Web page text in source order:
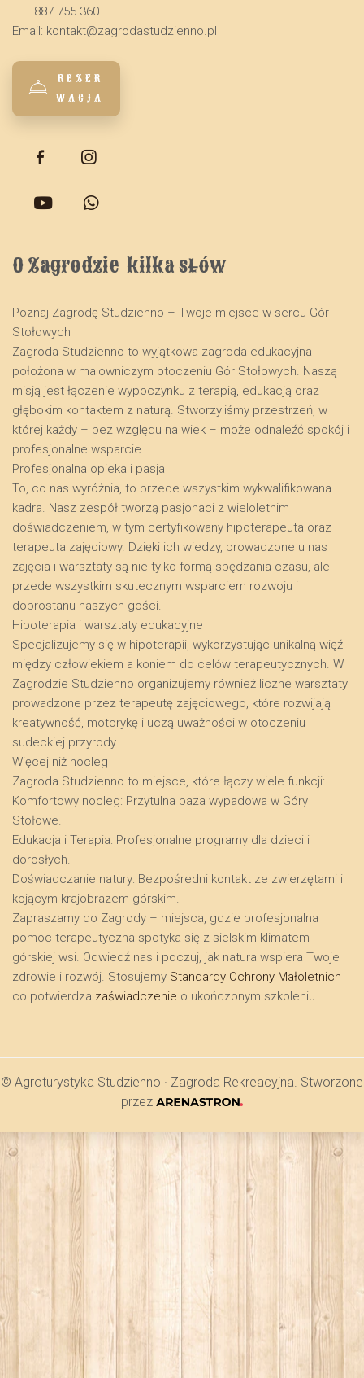
O Zagrodzie  kilka słów
Poznaj Zagrodę Studzienno – Twoje miejsce w sercu Gór
Stołowych
​Zagroda Studzienno to wyjątkowa zagroda edukacyjna
położona w malowniczym otoczeniu Gór Stołowych. Naszą
misją jest łączenie wypoczynku z terapią, edukacją oraz
głębokim kontaktem z naturą. Stworzyliśmy przestrzeń, w
której każdy – bez względu na wiek – może odnaleźć spokój i
profesjonalne wsparcie.
​Profesjonalna opieka i pasja
​To, co nas wyróżnia, to przede wszystkim wykwalifikowana
kadra. Nasz zespół tworzą pasjonaci z wieloletnim
doświadczeniem, w tym certyfikowany hipoterapeuta oraz
terapeuta zajęciowy. Dzięki ich wiedzy, prowadzone u nas
zajęcia i warsztaty są nie tylko formą spędzania czasu, ale
przede wszystkim skutecznym wsparciem rozwoju i
dobrostanu naszych gości.
​Hipoterapia i warsztaty edukacyjne
​Specjalizujemy się w hipoterapii, wykorzystując unikalną więź
między człowiekiem a koniem do celów terapeutycznych. W
Zagrodzie Studzienno organizujemy również liczne warsztaty
prowadzone przez terapeutę zajęciowego, które rozwijają
kreatywność, motorykę i uczą uważności w otoczeniu
sudeckiej przyrody.
​Więcej niż nocleg
​Zagroda Studzienno to miejsce, które łączy wiele funkcji:
​Komfortowy nocleg: Przytulna baza wypadowa w Góry
Stołowe.
​Edukacja i Terapia: Profesjonalne programy dla dzieci i
dorosłych.
​Doświadczanie natury: Bezpośredni kontakt ze zwierzętami i
kojącym krajobrazem górskim.
​Zapraszamy do Zagrody – miejsca, gdzie profesjonalna
pomoc terapeutyczna spotyka się z sielskim klimatem
górskiej wsi. Odwiedź nas i poczuj, jak natura wspiera Twoje
zdrowie i rozwój. Stosujemy Standardy Ochrony Małoletnich
co potwierdza zaświadczenie o ukończonym szkoleniu.
887 755 360
Email: kontakt@zagrodastudzienno.pl
REZER
WACJA
© Agroturystyka Studzienno · Zagroda Rekreacyjna. Stworzone
przez